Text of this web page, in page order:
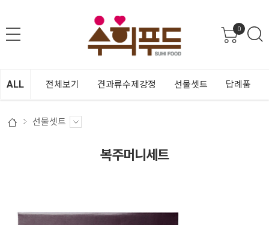
0
ALL 전체보기 견과류수제강정 선물셋트 답례품
선물셋트
복주머니세트